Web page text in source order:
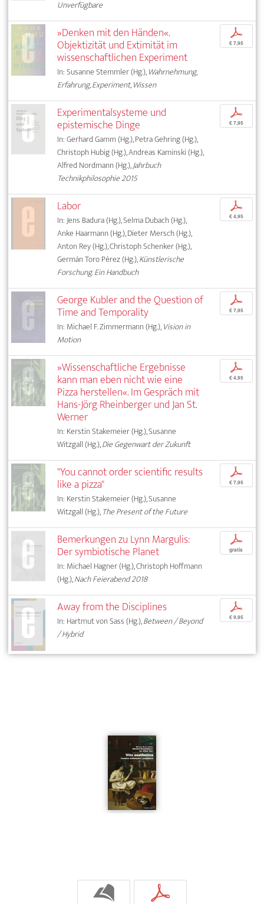
Unverfügbare
»Denken mit den Händen«.
Objektizität und Extimität im
wissenschaftlichen Experiment
In: Susanne Stemmler (Hg.),Wahrnehmung,
Erfahrung, Experiment, Wissen
p
€ 7,95
Experimentalsysteme und
epistemische Dinge
In: Gerhard Gamm (Hg.), Petra Gehring (Hg.),
Christoph Hubig (Hg.), Andreas Kaminski (Hg.),
Alfred Nordmann (Hg.),Jahrbuch
Technikphilosophie 2015
p
€ 7,95
Labor
In: Jens Badura (Hg.), Selma Dubach (Hg.),
Anke Haarmann (Hg.), Dieter Mersch (Hg.),
Anton Rey (Hg.), Christoph Schenker (Hg.),
Germán Toro Pérez (Hg.),Künstlerische
Forschung. Ein Handbuch
p
€ 4,95
George Kubler and the Question of
Time and Temporality
In: Michael F. Zimmermann (Hg.),Vision in
Motion
p
€ 7,95
»Wissenschaftliche Ergebnisse
kann man eben nicht wie eine
Pizza herstellen«. Im Gespräch mit
Hans-Jörg Rheinberger und Jan St.
Werner
In: Kerstin Stakemeier (Hg.), Susanne
Witzgall (Hg.),Die Gegenwart der Zukunft
p
€ 4,95
"You cannot order scientific results
like a pizza"
In: Kerstin Stakemeier (Hg.), Susanne
Witzgall (Hg.),The Present of the Future
p
€ 7,95
Bemerkungen zu Lynn Margulis:
Der symbiotische Planet
In: Michael Hagner (Hg.), Christoph Hoffmann
(Hg.),Nach Feierabend 2018
p
gratis
Away from the Disciplines
In: Hartmut von Sass (Hg.),Between / Beyond
/ Hybrid
p
€ 9,95
b p